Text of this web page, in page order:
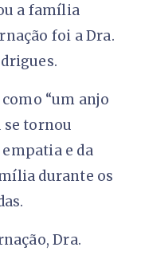
a família
foi a Dra.
“um anjo
se tornou
e da
durante os
Dra.